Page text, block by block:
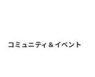
コミュニティ＆イベント